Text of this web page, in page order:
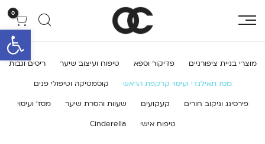
פתח
0
מוצרי בניית ציפורניים פדיקור וספא טיפוח ועיצוב שיער ריסים וגבות
מסז תאילנדי ועיסוי קרקפת הראש קוסמטיקה וטיפולי פנים
פירסינג וניקוב חורים קעקועים שעוות והסרת שיער מסז’ ועיסוי
טיפוח אישי Cinderella